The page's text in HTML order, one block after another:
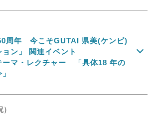
周年 今こそGUTAI 県美(ケンビ)
ン」 関連イベント
ーマ・レクチャー 「具体18 年の